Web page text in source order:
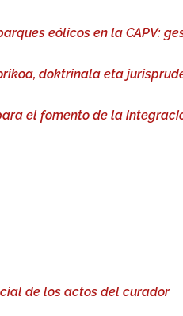
eólicos en la CAPV:
doktrinala eta
el fomento de la
de los actos del curador